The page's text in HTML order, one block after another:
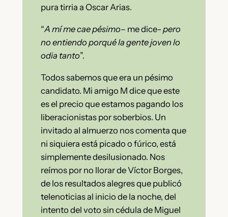
pura tirria a Oscar Arias.
“A mí me cae pésimo– me dice-pero
no entiendo porqué la gente joven lo
odia tanto”.
Todos sabemos que era un pésimo
candidato. Mi amigo M dice que este
es el precio que estamos pagando los
liberacionistas por soberbios. Un
invitado al almuerzo nos comenta que
ni siquiera está picado o fúrico, está
simplemente desilusionado. Nos
reímos por no llorar de Víctor Borges,
de los resultados alegres que publicó
telenoticias al inicio de la noche, del
intento del voto sin cédula de Miguel